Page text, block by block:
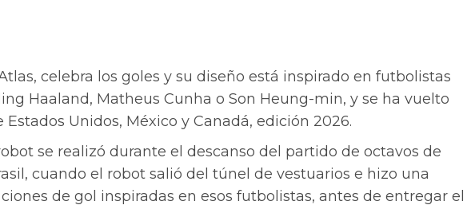
celebra los goles y su diseño está inspirado en futbolistas
Haaland, Matheus Cunha o Son Heung-min, y se ha vuelto
Unidos, México y Canadá, edición 2026.
se realizó durante el descanso del partido de octavos de
cuando el robot salió del túnel de vestuarios e hizo una
de gol inspiradas en esos futbolistas, antes de entregar el